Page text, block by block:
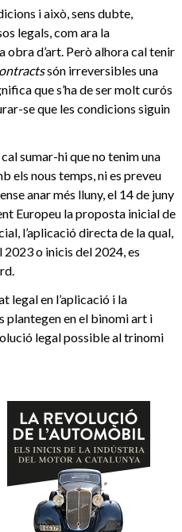
i això, sens dubte,
legals, com ara la
obra d’art. Però alhora cal tenir
són irreversibles una
que s’ha de ser molt curós
se que les condicions siguin
sumar-hi que no tenim una
els nous temps, ni es preveu
anar més lluny, el 14 de juny
Europeu la proposta inicial de
l’aplicació directa de la qual,
2023 o inicis del 2024, es
legal en l’aplicació i la
plantegen en el binomi art i
legal possible al trinomi